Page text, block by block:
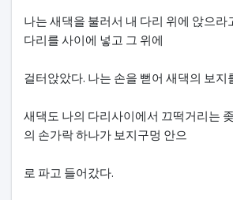
나는 새댁을 불러서 내 다리 위에 앉으라
다리를 사이에 넣고 그 위에
걸터앉았다. 나는 손을 뻗어 새댁의 보지
새댁도 나의 다리사이에서 끄떡거리는
의 손가락 하나가 보지구멍 안으
로 파고 들어갔다.